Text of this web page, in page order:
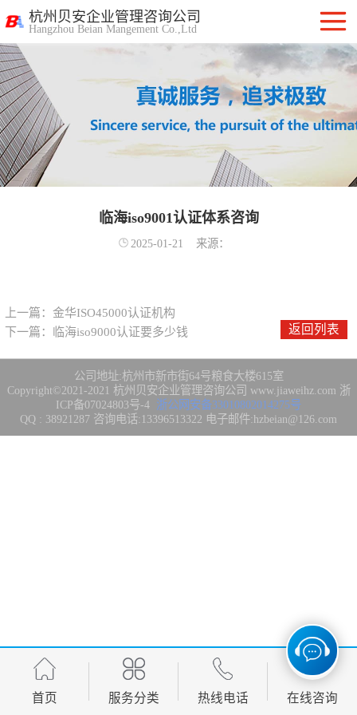
杭州贝安企业管理咨询公司
Hangzhou Beian Mangement Co.,Ltd
临海iso9001认证体系咨询
2025-01-21 来源：
上一篇： 金华ISO45000认证机构
下一篇：
临海iso9000认证要多少钱 返回列表
公司地址:杭州市新市街64号粮食大楼615室
Copyright©2021-2021 杭州贝安企业管理咨询公司 www.jiaweihz.com 浙
ICP备07024803号-4 浙公网安备33010802014275号
QQ : 38921287 咨询电话:13396513322 电子邮件:hzbeian@126.com
首页 服务分类 热线电话 在线咨询
ISO9001质量管
理体系认证
ISO14001环境管
理体系认证
OHSAS18001职
业健康安全管理
ISO27001信息安
务标准咨询服务
计算机信息系统
集成3/4/5级
IATF16949管理